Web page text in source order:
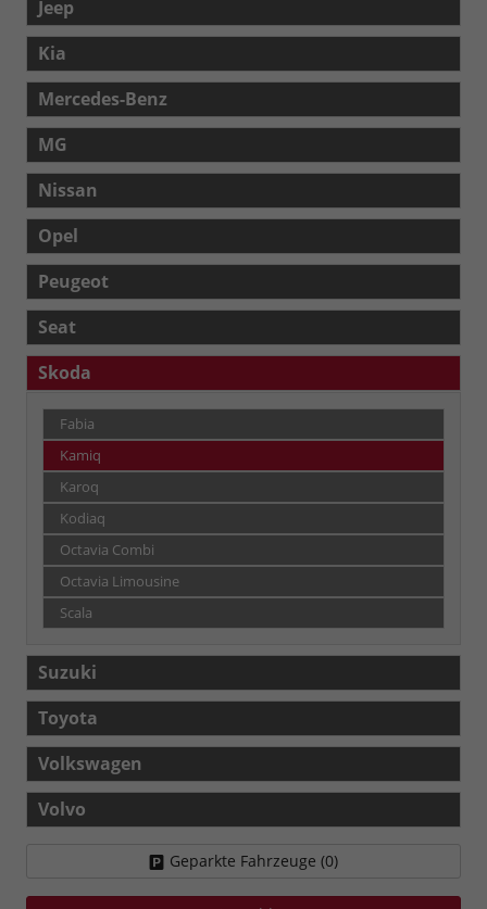
Jeep
Kia
Mercedes-Benz
MG
Nissan
Opel
Peugeot
Seat
Skoda
Fabia
Kamiq
Karoq
Kodiaq
Octavia Combi
Octavia Limousine
Scala
Suzuki
Toyota
Volkswagen
Volvo
Geparkte Fahrzeuge (0)